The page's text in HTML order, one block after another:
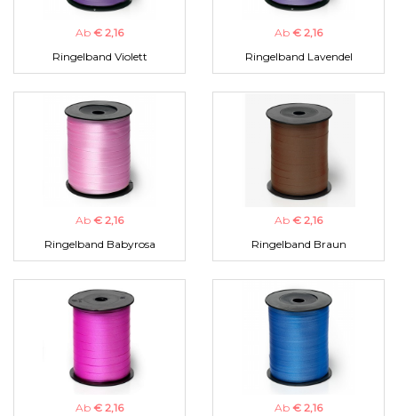
Ab € 2,16
Ringelband Violett
Ab € 2,16
Ringelband Lavendel
Ab € 2,16
Ringelband Babyrosa
Ab € 2,16
Ringelband Braun
Ab € 2,16
Ab € 2,16